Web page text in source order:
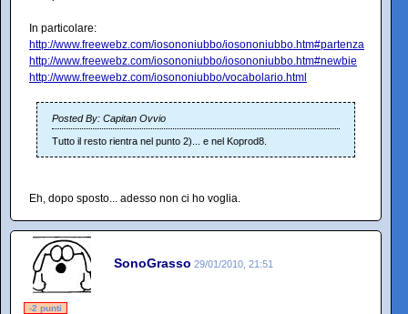
In particolare:
http://www.freewebz.com/iosononiubbo/iosononiubbo.htm#partenza
http://www.freewebz.com/iosononiubbo/iosononiubbo.htm#newbie
http://www.freewebz.com/iosononiubbo/vocabolario.html
Posted By: Capitan Ovvio
Tutto il resto rientra nel punto 2)... e nel Koprod8.
Eh, dopo sposto... adesso non ci ho voglia.
SonoGrasso 29/01/2010, 21:51
-2 punti